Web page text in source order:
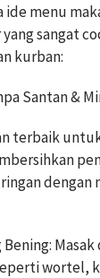
menu
sangat
kurban:
Santan &
terbaik
dengan
Masak
wortel,